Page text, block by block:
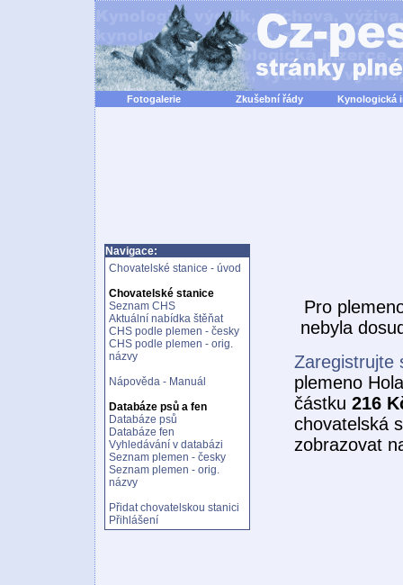
Fotogalerie Zkušební řády Kynologická
Navigace:
Chovatelské stanice - úvod
Chovatelské stanice
Seznam CHS
Aktuální nabídka štěňat
CHS podle plemen - česky
CHS podle plemen - orig.
názvy
Nápověda - Manuál
Databáze psů a fen
Databáze psů
Databáze fen
Vyhledávání v databázi
Seznam plemen - česky
Seznam plemen - orig.
názvy
Přidat chovatelskou stanici
Přihlášení
Pro
nebyla
Zaregistrujte
plemeno
částku 216
chovatelská
zobrazovat